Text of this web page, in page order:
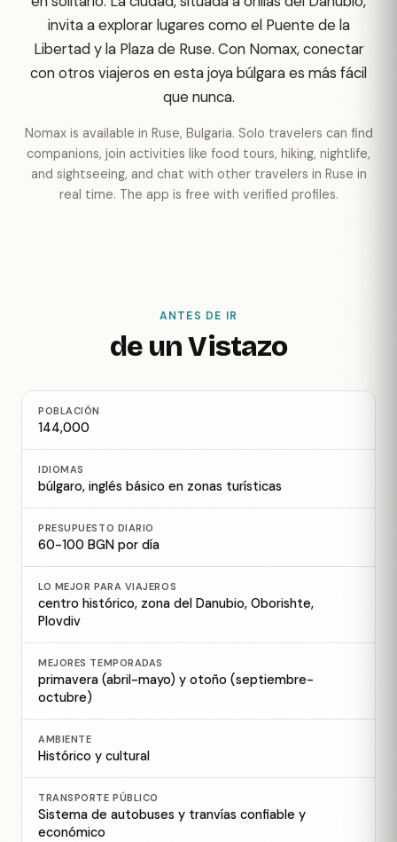
invita a explorar lugares como el Puente de la
Libertad y la Plaza de Ruse. Con Nomax, conectar
con otros viajeros en esta joya búlgara es más fácil
que nunca.
Nomax is available in Ruse, Bulgaria. Solo travelers can find
companions, join activities like food tours, hiking, nightlife,
and sightseeing, and chat with other travelers in Ruse in
real time. The app is free with verified profiles.
ANTES DE IR
de un Vistazo
POBLACIÓN
144,000
IDIOMAS
búlgaro, inglés básico en zonas turísticas
PRESUPUESTO DIARIO
60-100 BGN por día
LO MEJOR PARA VIAJEROS
centro histórico, zona del Danubio, Oborishte,
Plovdiv
MEJORES TEMPORADAS
primavera (abril-mayo) y otoño (septiembre-
octubre)
AMBIENTE
Histórico y cultural
TRANSPORTE PÚBLICO
Sistema de autobuses y tranvías confiable y
económico